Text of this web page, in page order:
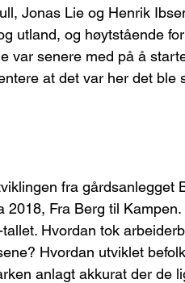
Jonas Lie og Henrik
utland, og høytstående
var senere med på å
at det var her det ble
fra gårdsanlegget
Fra Berg til
Hvordan tok
Hvordan utviklet
anlagt akkurat der de